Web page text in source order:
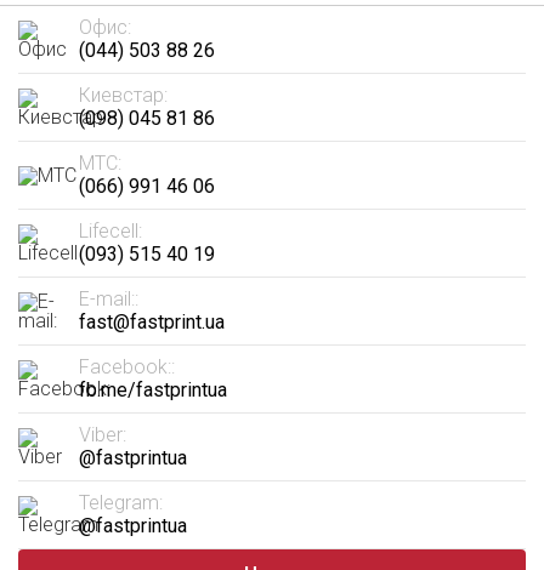
Офис:
(044) 503 88 26
Киевстар:
(098) 045 81 86
МТС:
(066) 991 46 06
Lifecell:
(093) 515 40 19
E-mail::
fast@fastprint.ua
Facebook::
fb.me/fastprintua
Viber:
@fastprintua
Telegram:
@fastprintua